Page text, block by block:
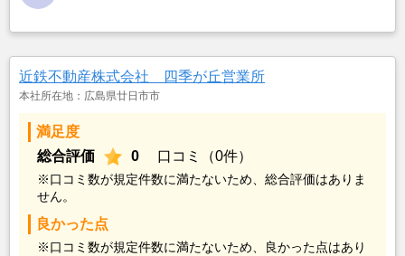
近鉄不動産株式会社 四季が丘営業所
本社所在地：広島県廿日市市
満足度
総合評価
0 口コミ（0件）
※口コミ数が規定件数に満たないため、総合評価はありま
せん。
良かった点
※口コミ数が規定件数に満たないため、良かった点はあり